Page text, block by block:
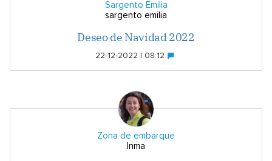
Sargento Emilia
sargento emilia
Deseo de Navidad 2022
22-12-2022 | 08:12
Zona de embarque
Inma